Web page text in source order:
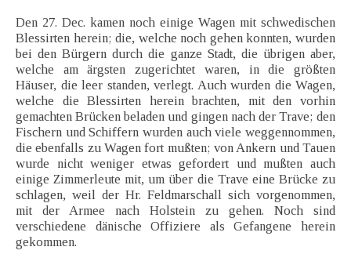
Den 27. Dec. kamen noch einige Wagen mit schwedischen
Blessirten herein; die, welche noch gehen konnten, wurden
bei den Bürgern durch die ganze Stadt, die übrigen aber,
welche am ärgsten zugerichtet waren, in die größten
Häuser, die leer standen, verlegt. Auch wurden die Wagen,
welche die Blessirten herein brachten, mit den vorhin
gemachten Brücken beladen und gingen nach der Trave; den
Fischern und Schiffern wurden auch viele weggennommen,
die ebenfalls zu Wagen fort mußten; von Ankern und Tauen
wurde nicht weniger etwas gefordert und mußten auch
einige Zimmerleute mit, um über die Trave eine Brücke zu
schlagen, weil der Hr. Feldmarschall sich vorgenommen,
mit der Armee nach Holstein zu gehen. Noch sind
verschiedene dänische Offiziere als Gefangene herein
gekommen.